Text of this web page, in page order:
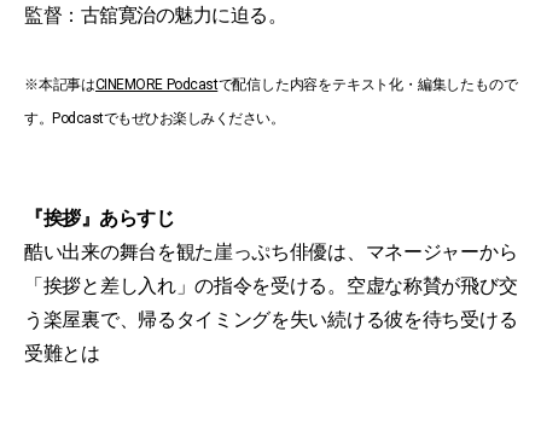
監督：古舘寛治の魅力に迫る。
※本記事はCINEMORE Podcastで配信した内容をテキスト化・編集したもので
す。Podcastでもぜひお楽しみください。
『挨拶』あらすじ
酷い出来の舞台を観た崖っぷち俳優は、マネージャーから
「挨拶と差し入れ」の指令を受ける。空虚な称賛が飛び交
う楽屋裏で、帰るタイミングを失い続ける彼を待ち受ける
受難とは